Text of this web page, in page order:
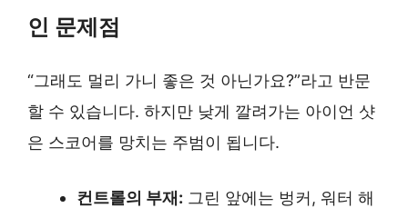
인 문제점
“그래도 멀리 가니 좋은 것 아닌가요?”라고 반문
할 수 있습니다. 하지만 낮게 깔려가는 아이언 샷
은 스코어를 망치는 주범이 됩니다.
컨트롤의 부재: 그린 앞에는 벙커, 워터 해